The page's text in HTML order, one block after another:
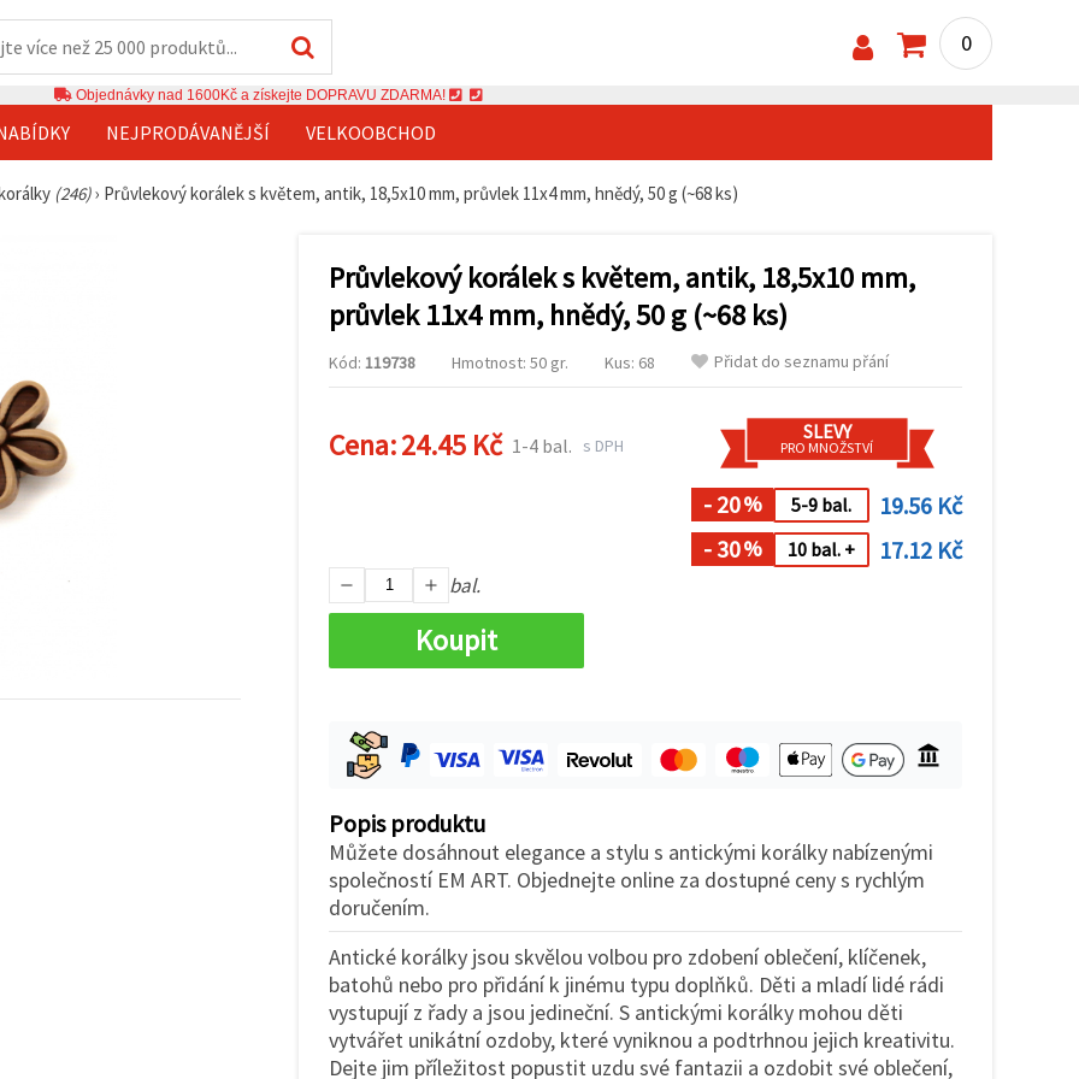
0
Objednávky nad 1600Kč a získejte DOPRAVU ZDARMA!
NEJPRODÁVANĚJŠÍ VELKOOBCHOD
(246)› Průvlekový korálek s květem, antik, 18,5x10 mm, průvlek 11x4 mm, hnědý, 50 g (~68 ks)
Průvlekový korálek s květem, antik, 18,5x10 mm,
průvlek 11x4 mm, hnědý, 50 g (~68 ks)
Kód: 119738 Hmotnost: 50 gr. Kus: 68 Přidat do seznamu přání
Cena:24.45 Kč 1-4 bal. s DPH
SLEVY
PRO MNOŽSTVÍ
- 20% 5-9 bal.
19.56 Kč
- 30% 10 bal. + 17.12 Kč
bal.
Koupit
Popis produktu
Můžete dosáhnout elegance a stylu s antickými korálky nabízenými
společností EM ART. Objednejte online za dostupné ceny s rychlým
doručením.
Antické korálky jsou skvělou volbou pro zdobení oblečení, klíčenek,
batohů nebo pro přidání k jinému typu doplňků. Děti a mladí lidé rádi
vystupují z řady a jsou jedineční. S antickými korálky mohou děti
vytvářet unikátní ozdoby, které vyniknou a podtrhnou jejich kreativitu.
Dejte jim příležitost popustit uzdu své fantazii a ozdobit své oblečení,